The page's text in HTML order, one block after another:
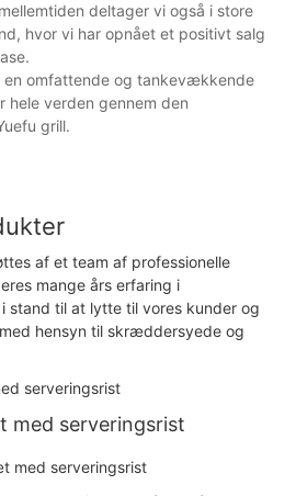
deltager vi også i store
hvor vi har opnået et positivt salg
en omfattende og tankevækkende
hele verden gennem den
grill.
af et team af professionelle
mange års erfaring i
stand til at lytte til vores kunder og
hensyn til skræddersyede og
med serveringsrist